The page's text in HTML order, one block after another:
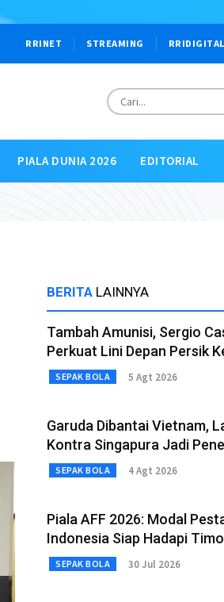
RRINET STREAMING RRIDIGITAL
PIALA DUNIA 2026 EDITORIAL
BERITA LAINNYA
Tambah Amunisi, Sergio
Perkuat Lini Depan Persik
SEPAK BOLA 5 Agt 2026
Garuda Dibantai Vietnam,
Kontra Singapura Jadi
SEPAK BOLA 4 Agt 2026
Piala AFF 2026: Modal
Indonesia Siap Hadapi
SEPAK BOLA 30 Jul 2026